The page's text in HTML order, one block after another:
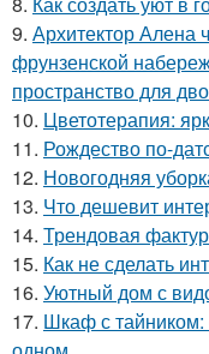
9. Архитектор Алена
фрунзенской
пространство для
10. Цветотерапия:
11. Рождество по-
12. Новогодняя
13. Что дешевит
14. Трендовая
15. Как не сделать
16. Уютный дом с
17. Шкаф с тайником: